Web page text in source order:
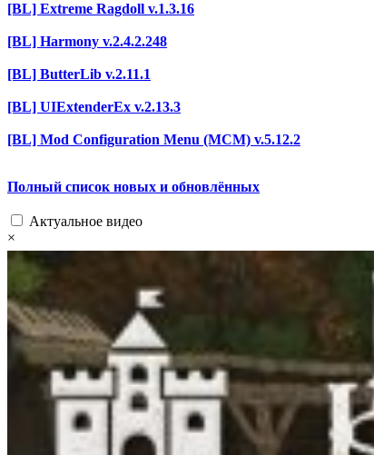
[BL] Extreme Ragdoll v.1.3.16
[BL] Harmony v.2.4.2.248
[BL] ButterLib v.2.11.1
[BL] UIExtenderEx v.2.13.3
[BL] Mod Configuration Menu (MCM) v.5.12.2
Полный список новых и обновлённых
Актуальное видео
×